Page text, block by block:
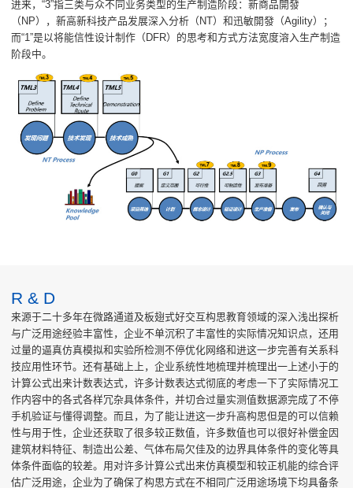
进来，“3”指三类与众不同业务类型的生产制造阶段：新商品開發
（NP），新高新科技产品发展深入分析（NT）和迅敏開發（Agility）；
而“1”是以将能信性设计制作（DFR）的思考和方式方法宽度溶入生产制造
阶段中。
R & D
来源于二十多年在微路通道及板翅式好交互构思教育领域的深入浅出探析
与广泛用途经验丰富性，企业不单沉积了丰富性的实际情况知识点，还用
过量的逼真仿真模拟和实验所检测不停优化网络和进这一步完善有关系科
技应用性环节。还有基础上上，企业系统性地梳理并梳理出一上述小于的
计算公式出来计数表达式，许多计数表达式彻底的考虑一下了实际情况工
作内容中的各式各样冗杂具体条件，并切合过量实测值数据源完成了不停
手机验证与懂得调整。而且，为了能让进这一步升高构思但是的可以信赖
性与用于性，企业还获取了很多较正数值，许多数值也可以很好补偿金因
建筑材料特征、制造出公差、气体布局欠佳及的边界具体条件的变化等具
体条件面临的较差。用对许多计算公式出来仿真模型和较正机能的综合评
估广泛用途，企业为了确保了构思方式在不相同广泛用途场境下均具备条